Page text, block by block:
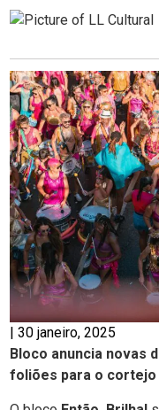
| 30 janeiro, 2025
Bloco anuncia novas
foliões para o